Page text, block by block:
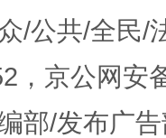
谢
/公共/全民/
，京公网安
部/发布广